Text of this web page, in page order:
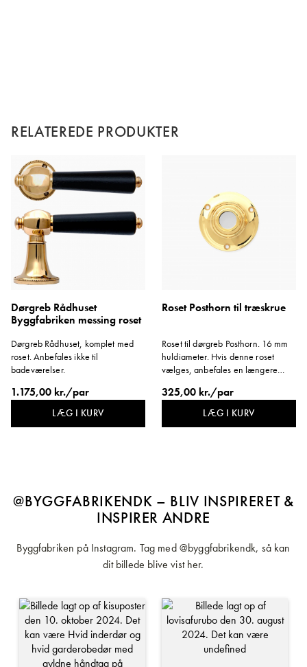
RELATEREDE PRODUKTER
Dørgreb Rådhuset
Byggfabriken messing roset
Dørgreb Rådhuset, komplet med
roset. Anbefales ikke til
badeværelser.
1.175,00 kr./par
LÆG I KURV
Roset Posthorn til træskrue
Roset til dørgreb Posthorn. 16 mm
huldiameter. Hvis denne roset
vælges, anbefales en længere
mm).
325,00 kr./par
LÆG I KURV
@BYGGFABRIKENDK – BLIV INSPIRERET &
INSPIRER ANDRE
Byggfabriken på Instagram. Tag med @byggfabrikendk, så kan
dit billede blive vist her.